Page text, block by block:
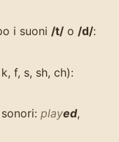
i suoni /t/ o /d/:
f, s, sh, ch):
played,